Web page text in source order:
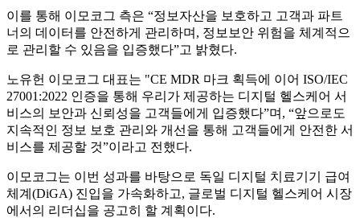
이를 통해 이모코그 측은 “정보자산을 보호하고 고객과 파트
너의 데이터를 안전하게 관리하며, 정보보안 위험을 체계적으
로 관리할 수 있음을 입증했다”고 밝혔다.
노유헌 이모코그 대표는 "CE MDR 마크 획득에 이어 ISO/IEC
27001:2022 인증을 통해 우리가 제공하는 디지털 헬스케어 서
비스의 보안과 신뢰성을 고객들에게 입증했다”며, “앞으로도
지속적인 정보 보호 관리와 개선을 통해 고객들에게 안전한 서
비스를 제공할 것”이라고 전했다.
이모코그는 이번 성과를 바탕으로 독일 디지털 치료기기 급여
체계(DiGA) 진입을 가속화하고, 글로벌 디지털 헬스케어 시장
에서의 리더십을 공고히 할 계획이다.